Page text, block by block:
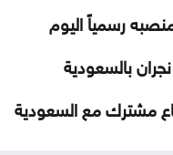
رسمياً اليوم
بالسعودية
مشترك مع السعودية